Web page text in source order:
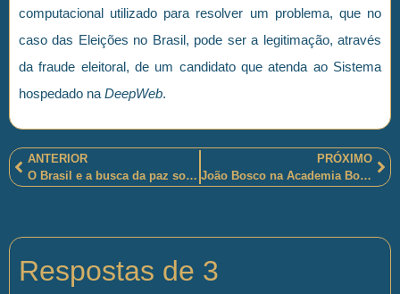
computacional utilizado para resolver um problema, que no
caso das Eleições no Brasil, pode ser a legitimação, através
da fraude eleitoral, de um candidato que atenda ao Sistema
hospedado na DeepWeb.
ANTERIOR
O Brasil e a busca da paz social
PRÓXIMO
João Bosco na Academia Bom-Despachense de Letras
Respostas de 3